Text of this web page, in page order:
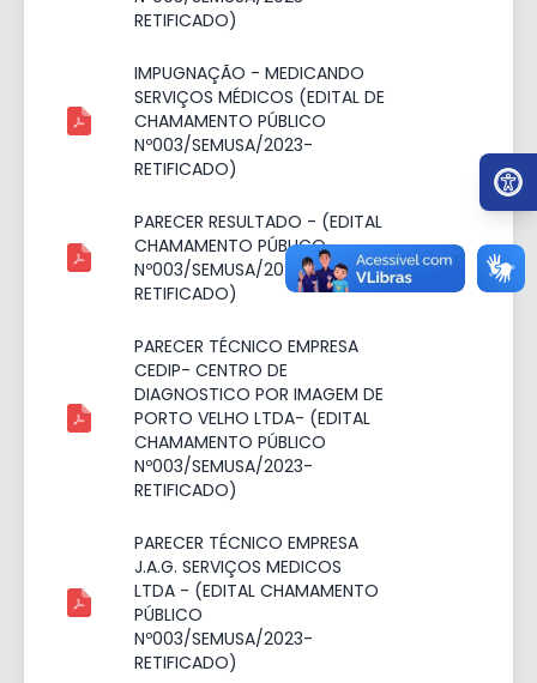
RETIFICADO)
IMPUGNAÇÃO - MEDICANDO
SERVIÇOS MÉDICOS (EDITAL DE
CHAMAMENTO PÚBLICO
Nº003/SEMUSA/2023-
RETIFICADO)
PARECER RESULTADO - (EDITAL
CHAMAMENTO PÚBLICO
Nº003/SEMUSA/2023-
RETIFICADO)
PARECER TÉCNICO EMPRESA
CEDIP- CENTRO DE
DIAGNOSTICO POR IMAGEM DE
PORTO VELHO LTDA- (EDITAL
CHAMAMENTO PÚBLICO
Nº003/SEMUSA/2023-
RETIFICADO)
PARECER TÉCNICO EMPRESA
J.A.G. SERVIÇOS MEDICOS
LTDA - (EDITAL CHAMAMENTO
PÚBLICO
Nº003/SEMUSA/2023-
RETIFICADO)
Ir